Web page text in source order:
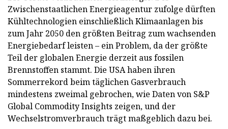
Zwischenstaatlichen Energieagentur zufolge dürften
Kühltechnologien einschließlich Klimaanlagen bis
zum Jahr 2050 den größten Beitrag zum wachsenden
Energiebedarf leisten – ein Problem, da der größte
Teil der globalen Energie derzeit aus fossilen
Brennstoffen stammt. Die USA haben ihren
Sommerrekord beim täglichen Gasverbrauch
mindestens zweimal gebrochen, wie Daten von S&P
Global Commodity Insights zeigen, und der
Wechselstromverbrauch trägt maßgeblich dazu bei.